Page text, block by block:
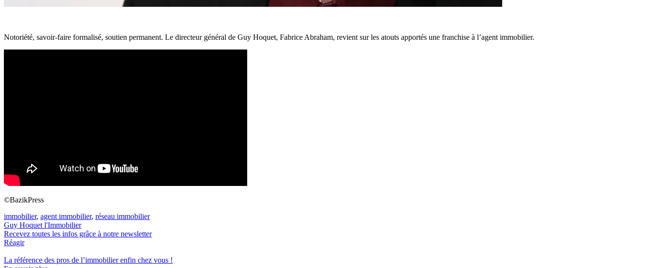
Notoriété, savoir-faire formalisé, soutien permanent. Le directeur général de Guy Hoquet, Fabrice Abraham, revient sur les atouts apportés une franchise à l’agent immobilier.
©BazikPress
immobilier, agent immobilier, réseau immobilier
Guy Hoquet l'Immobilier
Recevez toutes les infos grâce à notre newsletter
Réagir
La référence des pros de l’immobilierenfin chez vous !